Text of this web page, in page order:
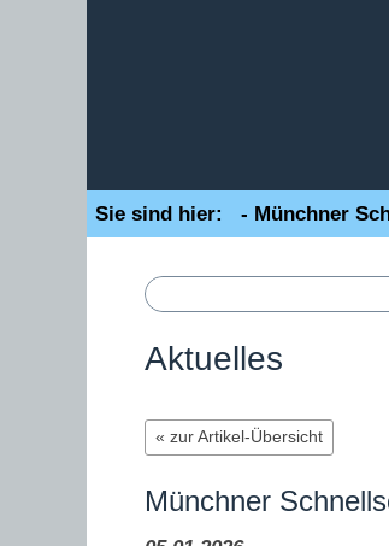
Sie sind hier: - Münchner
Aktuelles
« zur Artikel-Übersicht
Münchner